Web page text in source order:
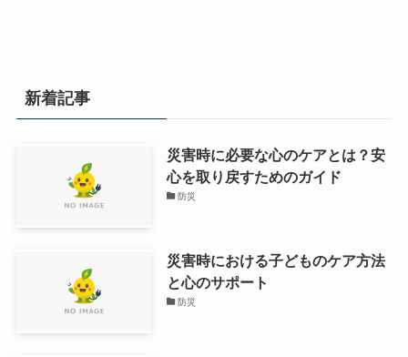
新着記事
災害時に必要な心のケアとは？安
心を取り戻すためのガイド
防災
災害時における子どものケア方法
と心のサポート
防災